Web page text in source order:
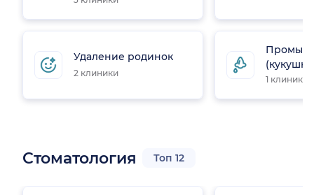
Удаление родинок
2 клиники
1 клиника
Стоматология Топ 12